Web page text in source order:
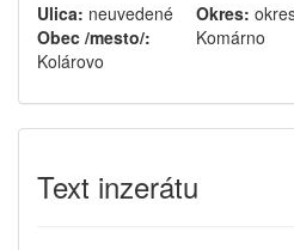
Ulica: neuvedené
Obec /mesto/:
Kolárovo
Okres: okres
Komárno
Text inzerátu